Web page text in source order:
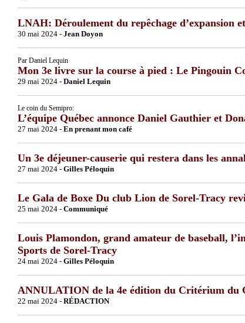
LNAH: Déroulement du repêchage d’expansion
30 mai 2024 - Jean Doyon
Par Daniel Lequin
Mon 3e livre sur la course à pied : Le Pingouin
29 mai 2024 - Daniel Lequin
Le coin du Semipro:
L’équipe Québec annonce Daniel Gauthier et
27 mai 2024 - En prenant mon café
Un 3e déjeuner-causerie qui restera dans les
27 mai 2024 - Gilles Péloquin
Le Gala de Boxe Du club Lion de Sorel-Tracy
25 mai 2024 - Communiqué
Louis Plamondon, grand amateur de baseball,
Sports de Sorel-Tracy
24 mai 2024 - Gilles Péloquin
ANNULATION de la 4e édition du Critérium du
22 mai 2024 - RÉDACTION